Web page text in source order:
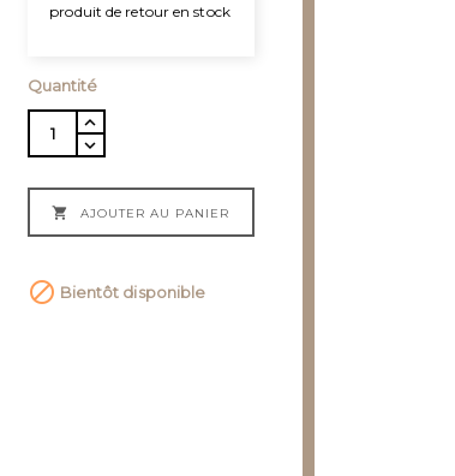
produit de retour en stock
Quantité
 AJOUTER AU PANIER
 Bientôt disponible